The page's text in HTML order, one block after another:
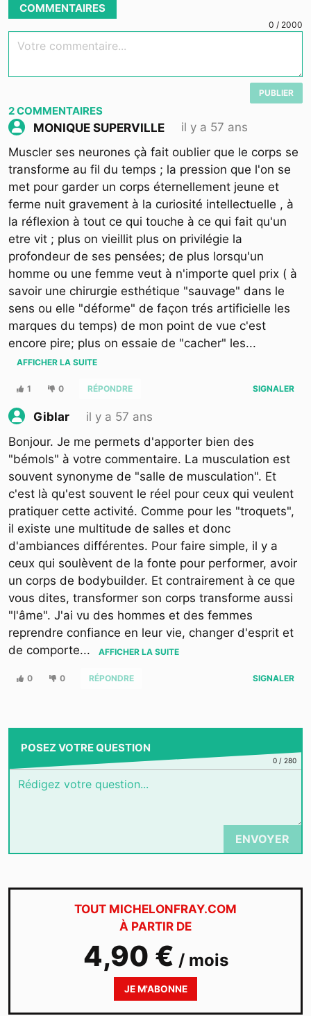
COMMENTAIRES
0 / 2000
Votre commentaire...
PUBLIER
2COMMENTAIRES
MONIQUE SUPERVILLE
il y a 57 ans
Muscler ses neurones çà fait oublier que le corps se
transforme au fil du temps ; la pression que l'on se
met pour garder un corps éternellement jeune et
ferme nuit gravement à la curiosité intellectuelle , à
la réflexion à tout ce qui touche à ce qui fait qu'un
etre vit ; plus on vieillit plus on privilégie la
profondeur de ses pensées; de plus lorsqu'un
homme ou une femme veut à n'importe quel prix ( à
savoir une chirurgie esthétique "sauvage" dans le
sens ou elle "déforme" de façon trés artificielle les
marques du temps) de mon point de vue c'est
encore pire; plus on essaie de "cacher" les...
AFFICHER LA SUITE
1 0 RÉPONDRE SIGNALER
Giblar
il y a 57 ans
Bonjour. Je me permets d'apporter bien des
"bémols" à votre commentaire. La musculation est
souvent synonyme de "salle de musculation". Et
c'est là qu'est souvent le réel pour ceux qui veulent
pratiquer cette activité. Comme pour les "troquets",
il existe une multitude de salles et donc
d'ambiances différentes. Pour faire simple, il y a
ceux qui soulèvent de la fonte pour performer, avoir
un corps de bodybuilder. Et contrairement à ce que
vous dites, transformer son corps transforme aussi
"l'âme". J'ai vu des hommes et des femmes
reprendre confiance en leur vie, changer d'esprit et
de comporte... AFFICHER LA SUITE
0 0 RÉPONDRE SIGNALER
POSEZ VOTRE QUESTION
0/ 280
ENVOYER
TOUT MICHELONFRAY.COM
À PARTIR DE
4,90 € / mois
JE M'ABONNE